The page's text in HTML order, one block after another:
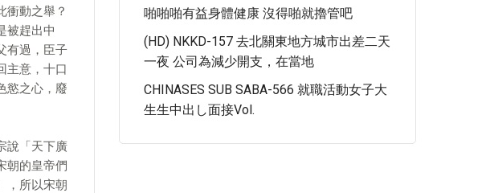
衝動之舉？
被趕出中
有過，臣子
主意，十口
慾之心，廢
說「天下廣
朝的皇帝們
，所以宋朝
啪啪啪有益身體健康 沒得啪就擼管吧
(HD) NKKD-157 去北關東地方城市出差二天
一夜 公司為減少開支，在當地
CHINASES SUB SABA-566 就職活動女子大
生生中出し面接Vol.